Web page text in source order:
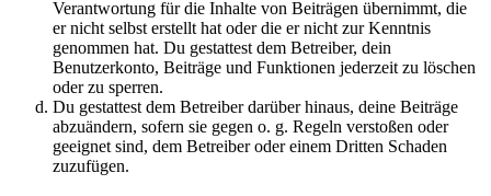
Verantwortung für die Inhalte von Beiträgen übernimmt, die
er nicht selbst erstellt hat oder die er nicht zur Kenntnis
genommen hat. Du gestattest dem Betreiber, dein
Benutzerkonto, Beiträge und Funktionen jederzeit zu löschen
oder zu sperren.
Du gestattest dem Betreiber darüber hinaus, deine Beiträge
abzuändern, sofern sie gegen o. g. Regeln verstoßen oder
geeignet sind, dem Betreiber oder einem Dritten Schaden
zuzufügen.